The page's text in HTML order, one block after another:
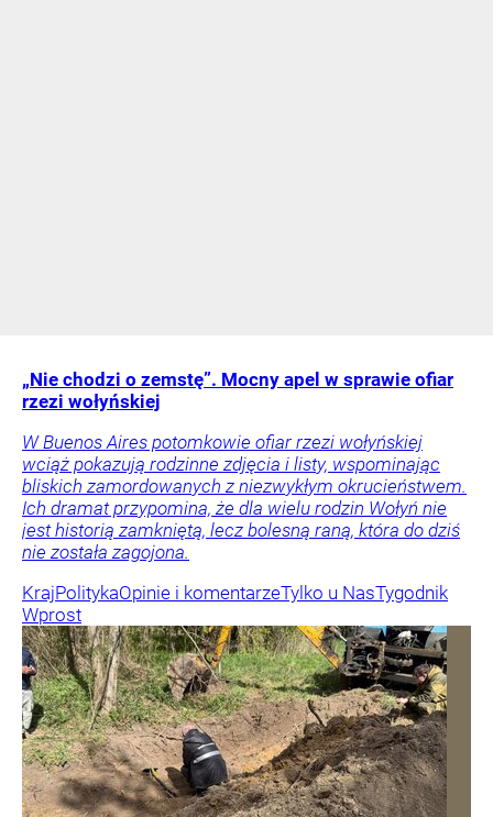
„Nie chodzi o zemstę”. Mocny apel w sprawie ofiar
rzezi wołyńskiej
W Buenos Aires potomkowie ofiar rzezi wołyńskiej
wciąż pokazują rodzinne zdjęcia i listy, wspominając
bliskich zamordowanych z niezwykłym okrucieństwem.
Ich dramat przypomina, że dla wielu rodzin Wołyń nie
jest historią zamkniętą, lecz bolesną raną, która do dziś
nie została zagojona.
KrajPolitykaOpinie i komentarzeTylko u NasTygodnik
Wprost